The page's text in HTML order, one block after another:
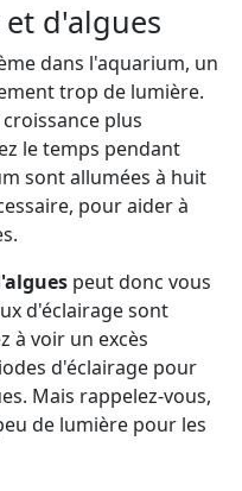
d'algues
dans l'aquarium, un
trop de lumière.
plus
le temps pendant
sont allumées à huit
pour aider à
peut donc vous
d'éclairage sont
à voir un excès
d'éclairage pour
Mais rappelez-vous,
de lumière pour les